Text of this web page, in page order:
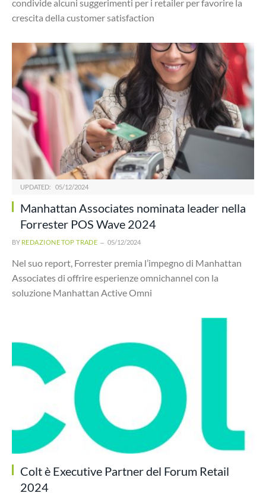
condivide alcuni suggerimenti per i retailer per favorire la
crescita della customer satisfaction
UPDATED: 05/12/2024
Manhattan Associates nominata leader nella
Forrester POS Wave 2024
BY REDAZIONE TOP TRADE 05/12/2024
Nel suo report, Forrester premia l’impegno di Manhattan
Associates di offrire esperienze omnichannel con la
soluzione Manhattan Active Omni
Colt è Executive Partner del Forum Retail
2024